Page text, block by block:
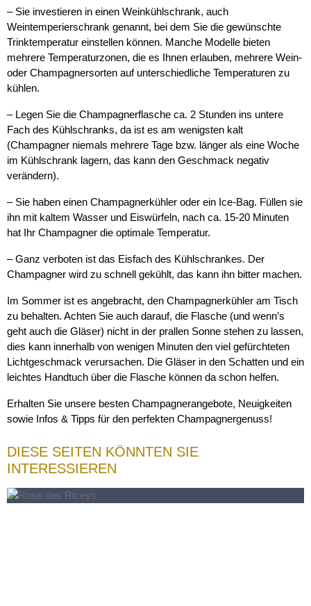
– Sie investieren in einen Weinkühlschrank, auch
Weintemperierschrank genannt, bei dem Sie die gewünschte
Trinktemperatur einstellen können. Manche Modelle bieten
mehrere Temperaturzonen, die es Ihnen erlauben, mehrere Wein-
oder Champagnersorten auf unterschiedliche Temperaturen zu
kühlen.
– Legen Sie die Champagnerflasche ca. 2 Stunden ins untere
Fach des Kühlschranks, da ist es am wenigsten kalt
(Champagner niemals mehrere Tage bzw. länger als eine Woche
im Kühlschrank lagern, das kann den Geschmack negativ
verändern).
– Sie haben einen Champagnerkühler oder ein Ice-Bag. Füllen sie
ihn mit kaltem Wasser und Eiswürfeln, nach ca. 15-20 Minuten
hat Ihr Champagner die optimale Temperatur.
– Ganz verboten ist das Eisfach des Kühlschrankes. Der
Champagner wird zu schnell gekühlt, das kann ihn bitter machen.
Im Sommer ist es angebracht, den Champagnerkühler am Tisch
zu behalten. Achten Sie auch darauf, die Flasche (und wenn’s
geht auch die Gläser) nicht in der prallen Sonne stehen zu lassen,
dies kann innerhalb von wenigen Minuten den viel gefürchteten
Lichtgeschmack verursachen. Die Gläser in den Schatten und ein
leichtes Handtuch über die Flasche können da schon helfen.
Erhalten Sie unsere besten Champagnerangebote, Neuigkeiten
sowie Infos & Tipps für den perfekten Champagnergenuss!
DIESE SEITEN KÖNNTEN SIE
INTERESSIEREN